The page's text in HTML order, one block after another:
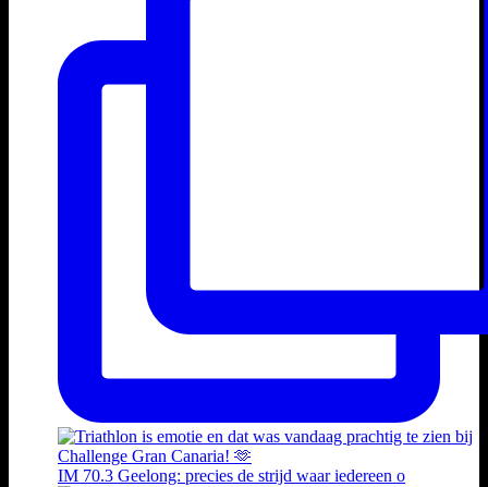
IM 70.3 Geelong: precies de strijd waar iedereen o